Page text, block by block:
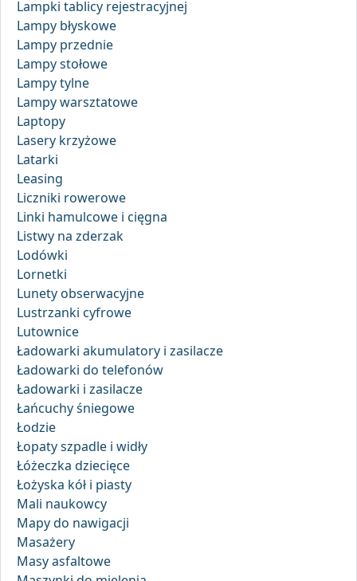
Lampki tablicy rejestracyjnej
Lampy błyskowe
Lampy przednie
Lampy stołowe
Lampy tylne
Lampy warsztatowe
Laptopy
Lasery krzyżowe
Latarki
Leasing
Liczniki rowerowe
Linki hamulcowe i cięgna
Listwy na zderzak
Lodówki
Lornetki
Lunety obserwacyjne
Lustrzanki cyfrowe
Lutownice
Ładowarki akumulatory i zasilacze
Ładowarki do telefonów
Ładowarki i zasilacze
Łańcuchy śniegowe
Łodzie
Łopaty szpadle i widły
Łóżeczka dziecięce
Łożyska kół i piasty
Mali naukowcy
Mapy do nawigacji
Masażery
Masy asfaltowe